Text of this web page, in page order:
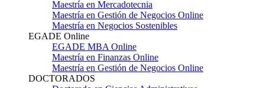
Maestría en Mercadotecnia
Maestría en Gestión de Negocios Online
Maestría en Negocios Sostenibles
EGADE Online
EGADE MBA Online
Maestría en Finanzas Online
Maestría en Gestión de Negocios Online
DOCTORADOS